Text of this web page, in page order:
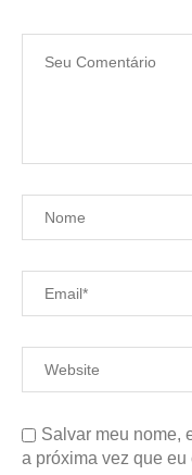
Salvar meu nome,
a próxima vez que eu